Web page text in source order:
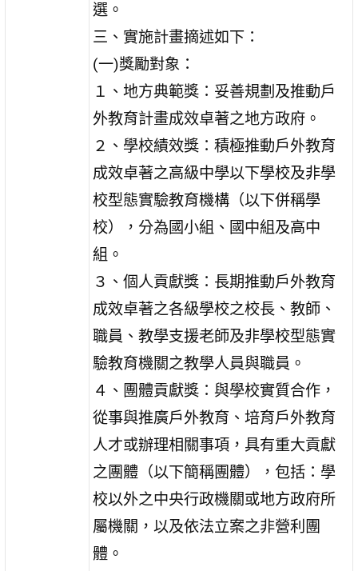
選。
三、實施計畫摘述如下：
(一)獎勵對象：
１、地方典範獎：妥善規劃及推動戶
外教育計畫成效卓著之地方政府。
２、學校績效獎：積極推動戶外教育
成效卓著之高級中學以下學校及非學
校型態實驗教育機構（以下併稱學
校），分為國小組、國中組及高中
組。
３、個人貢獻獎：長期推動戶外教育
成效卓著之各級學校之校長、教師、
職員、教學支援老師及非學校型態實
驗教育機關之教學人員與職員。
４、團體貢獻獎：與學校實質合作，
從事與推廣戶外教育、培育戶外教育
人才或辦理相關事項，具有重大貢獻
之團體（以下簡稱團體），包括：學
校以外之中央行政機關或地方政府所
屬機關，以及依法立案之非營利團
體。